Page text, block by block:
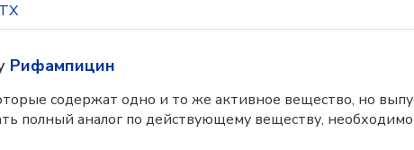
Рифампицин
содержат одно и то же активное вещество, но
полный аналог по действующему веществу,